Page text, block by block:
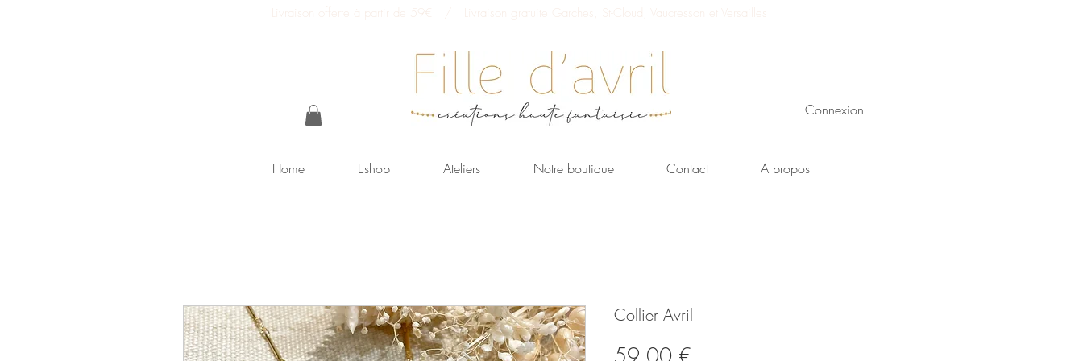
Livraison offerte à partir de 59€ / Livraison gratuite Garches, St-Cloud, Vaucresson et Versailles
Connexion
Home Eshop Ateliers Notre boutique Contact A propos
Collier Avril